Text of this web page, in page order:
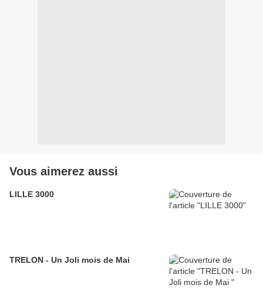
Vous aimerez aussi
LILLE 3000
TRELON - Un Joli mois de Mai